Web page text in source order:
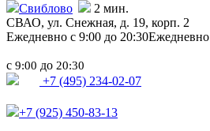
Свиблово
2 мин.
СВАО, ул. Снежная, д. 19, корп. 2
Ежедневно с 9:00 до 20:30Ежедневно
с 9:00 до 20:30
+7 (495) 234-02-07
+7 (925) 450-83-13